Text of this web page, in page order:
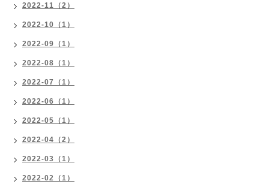
2022-11（2）
2022-10（1）
2022-09（1）
2022-08（1）
2022-07（1）
2022-06（1）
2022-05（1）
2022-04（2）
2022-03（1）
2022-02（1）